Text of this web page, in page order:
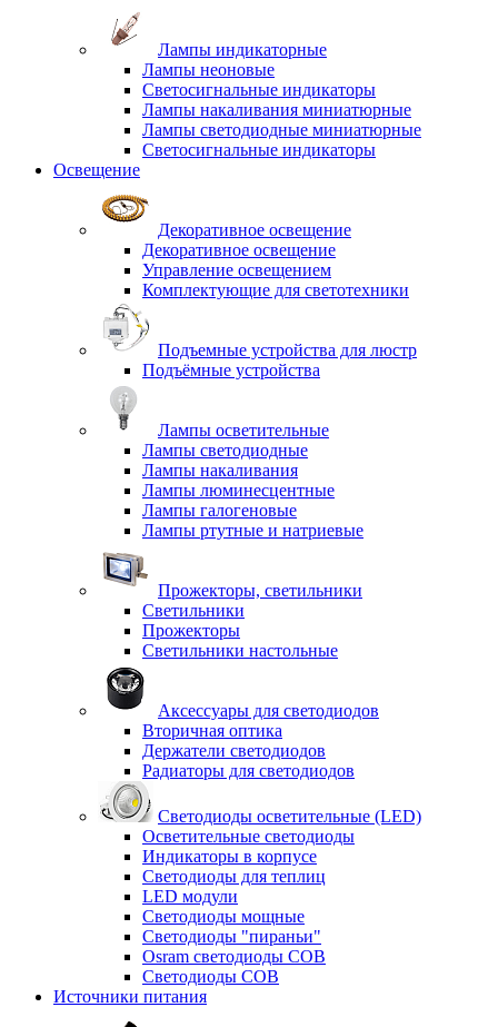
Лампы индикаторные
Лампы неоновые
Светосигнальные индикаторы
Лампы накаливания миниатюрные
Лампы светодиодные миниатюрные
Светосигнальные индикаторы
Освещение
Декоративное освещение
Декоративное освещение
Управление освещением
Комплектующие для светотехники
Подъемные устройства для люстр
Подъёмные устройства
Лампы осветительные
Лампы светодиодные
Лампы накаливания
Лампы люминесцентные
Лампы галогеновые
Лампы ртутные и натриевые
Прожекторы, светильники
Светильники
Прожекторы
Светильники настольные
Аксессуары для светодиодов
Вторичная оптика
Держатели светодиодов
Радиаторы для светодиодов
Светодиоды осветительные (LED)
Осветительные светодиоды
Индикаторы в корпусе
Светодиоды для теплиц
LED модули
Светодиоды мощные
Светодиоды "пираньи"
Osram светодиоды COB
Светодиоды COB
Источники питания